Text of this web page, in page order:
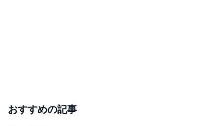
おすすめの記事